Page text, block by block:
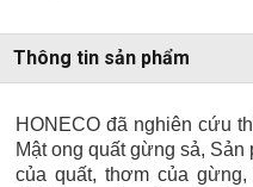
Thông tin sản phẩm
HONECO đã nghiên cứu
Mật ong quất gừng sả,
của quất, thơm của